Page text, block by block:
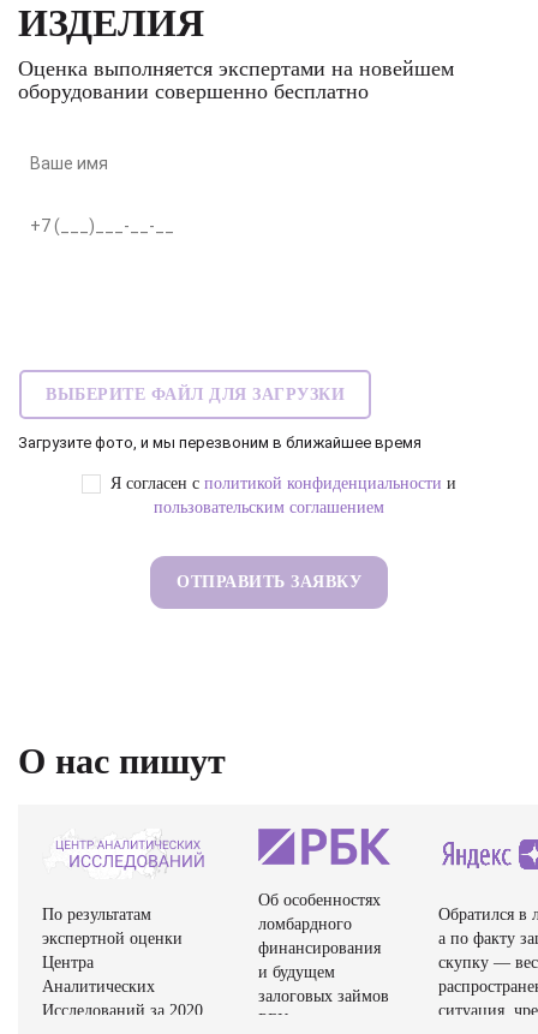
ИЗДЕЛИЯ
Оценка выполняется экспертами на новейшем
оборудовании совершенно бесплатно
ВЫБЕРИТЕ ФАЙЛ ДЛЯ ЗАГРУЗКИ
Загрузите фото, и мы перезвоним в ближайшее время
Я согласен с политикой конфиденциальности и
пользовательским соглашением
О нас пишут
По результатам
экспертной оценки
Центра
Аналитических
Исследований за 2020
Об особенностях
ломбардного
финансирования
и будущем
залоговых займов
РБК+ рассказала
Обратился в
а по факту
скупку —
ситуация,